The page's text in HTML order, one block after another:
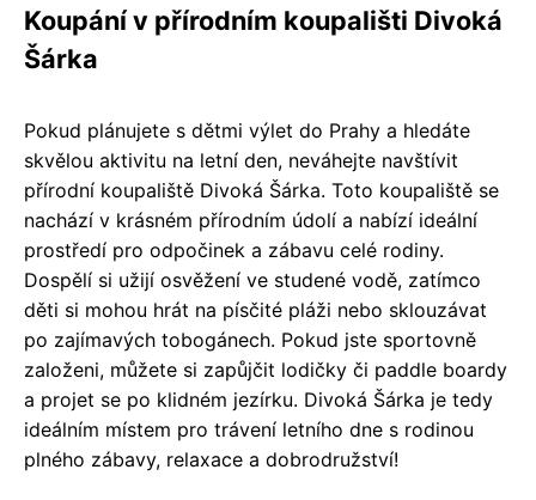
Koupání v přírodním koupališti Divoká
Šárka
Pokud plánujete s dětmi výlet do Prahy a hledáte
skvělou aktivitu na letní den, neváhejte navštívit
přírodní koupaliště Divoká Šárka. Toto koupaliště se
nachází v krásném přírodním údolí a nabízí ideální
prostředí pro odpočinek a zábavu celé rodiny.
Dospělí si užijí osvěžení ve studené vodě, zatímco
děti si mohou hrát na písčité pláži nebo sklouzávat
po zajímavých tobogánech. Pokud jste sportovně
založeni, můžete si zapůjčit lodičky či paddle boardy
a projet se po klidném jezírku. Divoká Šárka je tedy
ideálním místem pro trávení letního dne s rodinou
plného zábavy, relaxace a dobrodružství!